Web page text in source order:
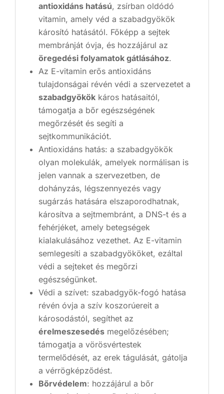
antioxidáns hatású, zsírban oldódó
vitamin, amely véd a szabadgyökök
károsító hatásától. Főképp a sejtek
membránját óvja, és hozzájárul az
öregedési folyamatok gátlásához.
Az E-vitamin erős antioxidáns
tulajdonságai révén védi a szervezetet a
szabadgyökök káros hatásaitól,
támogatja a bőr egészségének
megőrzését és segíti a
sejtkommunikációt.
Antioxidáns hatás: a szabadgyökök
olyan molekulák, amelyek normálisan is
jelen vannak a szervezetben, de
dohányzás, légszennyezés vagy
sugárzás hatására elszaporodhatnak,
károsítva a sejtmembránt, a DNS-t és a
fehérjéket, amely betegségek
kialakulásához vezethet. Az E-vitamin
semlegesíti a szabadgyököket, ezáltal
védi a sejteket és megőrzi
egészségünket.
Védi a szívet: szabadgyök-fogó hatása
révén óvja a szív koszorúereit a
károsodástól, segíthet az
érelmeszesedés megelőzésében;
támogatja a vörösvértestek
termelődését, az erek tágulását, gátolja
a vérrögképződést.
Bőrvédelem: hozzájárul a bőr